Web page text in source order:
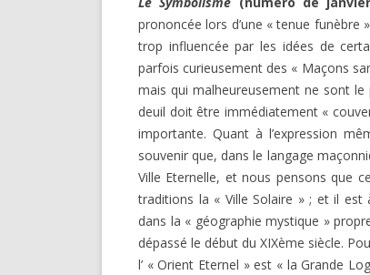
DARKNESS VISIBLE PARTIE 1
COMPTE RENDU E.T. N° 500
L’ARCHE VIVANTE DES SYMBOLES
RENÉ
MISES
SUR UN
prononcée lors d’une « tenue funèbre
trop influencée par les idées de
parfois curieusement des « Maçons
mais qui malheureusement ne sont le
deuil doit être immédiatement «
importante. Quant à l’expression
souvenir que, dans le langage
Ville Eternelle, et nous pensons que
traditions la « Ville Solaire » ; et il
dans la « géographie mystique »
dépassé le début du XIXème siècle.
l’ « Orient Eternel » est « la Grande